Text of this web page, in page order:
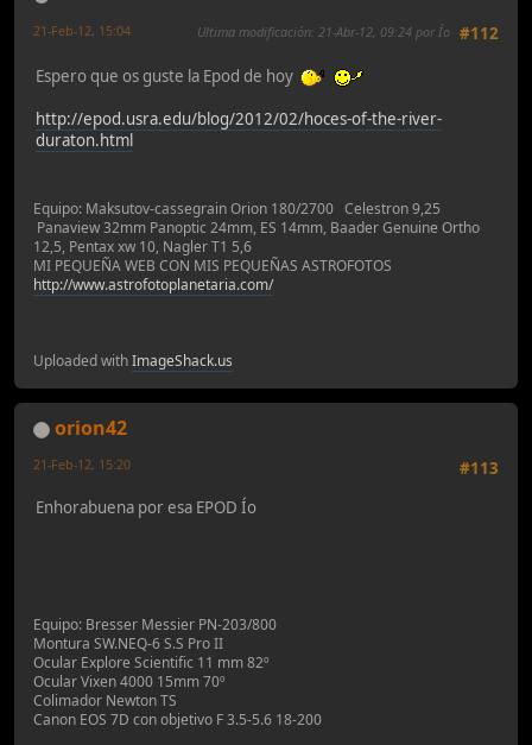
#112
21-Feb-12, 15:04 Ultima modificación: 21-Abr-12, 09:24 por Ío
Espero que os guste la Epod de hoy
http://epod.usra.edu/blog/2012/02/hoces-of-the-river-
duraton.html
Equipo: Maksutov-cassegrain Orion 180/2700 Celestron 9,25
Panaview 32mm Panoptic 24mm, ES 14mm, Baader Genuine Ortho
12,5, Pentax xw 10, Nagler T1 5,6
MI PEQUEÑA WEB CON MIS PEQUEÑAS ASTROFOTOS
http://www.astrofotoplanetaria.com/
Uploaded withImageShack.us
orion42
#113
21-Feb-12, 15:20
Enhorabuena por esa EPOD Ío
Equipo: Bresser Messier PN-203/800
Montura SW.NEQ-6 S.S Pro II
Ocular Explore Scientific 11 mm 82º
Ocular Vixen 4000 15mm 70º
Colimador Newton TS
Canon EOS 7D con objetivo F 3.5-5.6 18-200